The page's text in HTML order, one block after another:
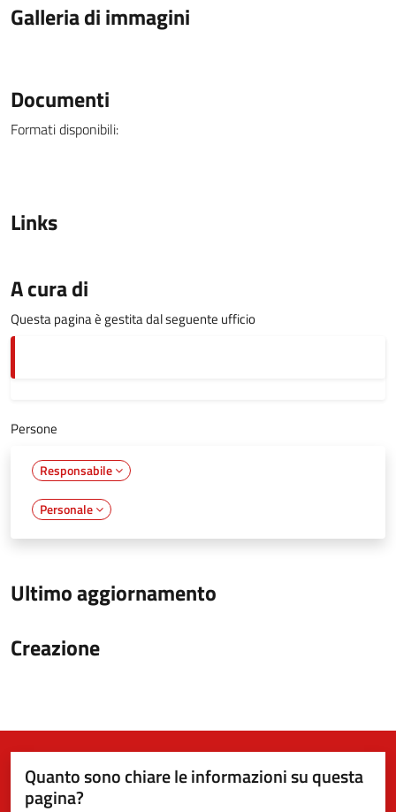
Galleria di immagini
Documenti
Formati disponibili:
Links
A cura di
Questa pagina è gestita dal seguente ufficio
Persone
Responsabile
Personale
Ultimo aggiornamento
Creazione
Quanto sono chiare le informazioni su questa
pagina?